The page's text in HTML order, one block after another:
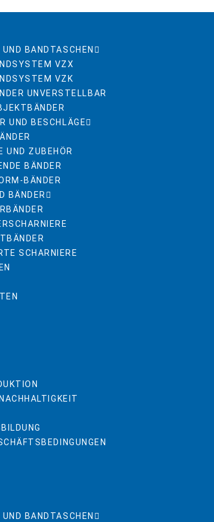
BANDTASCHEN
VZX
VZK
UNVERSTELLBAR
UND BESCHLÄGE
UND ZUBEHÖR
BÄNDER
BÄNDER
BÄNDER
SCHARNIERE
BANDTASCHEN